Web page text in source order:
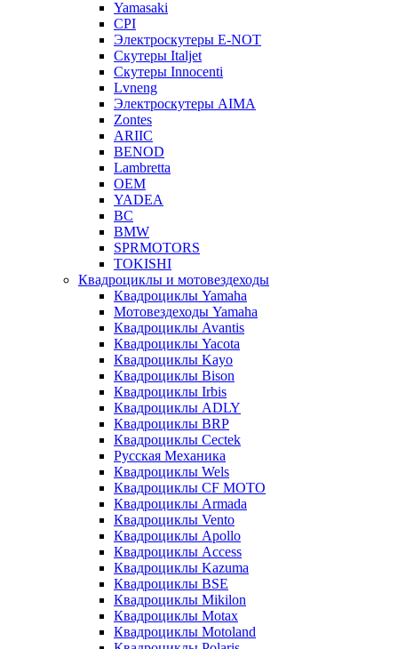
Yamasaki
CPI
Электроскутеры E-NOT
Скутеры Italjet
Скутеры Innocenti
Lvneng
Электроскутеры AIMA
Zontes
ARIIC
BENOD
Lambretta
OEM
YADEA
BC
BMW
SPRMOTORS
TOKISHI
Квадроциклы и мотовездеходы
Квадроциклы Yamaha
Мотовездеходы Yamaha
Квадроциклы Avantis
Квадроциклы Yacota
Квадроциклы Kayo
Квадроциклы Bison
Квадроциклы Irbis
Квадроциклы ADLY
Квадроциклы BRP
Квадроциклы Cectek
Русская Механика
Квадроциклы Wels
Квадроциклы CF MOTO
Квадроциклы Armada
Квадроциклы Vento
Квадроциклы Apollo
Квадроциклы Access
Квадроциклы Kazuma
Квадроциклы BSE
Квадроциклы Mikilon
Квадроциклы Motax
Квадроциклы Motoland